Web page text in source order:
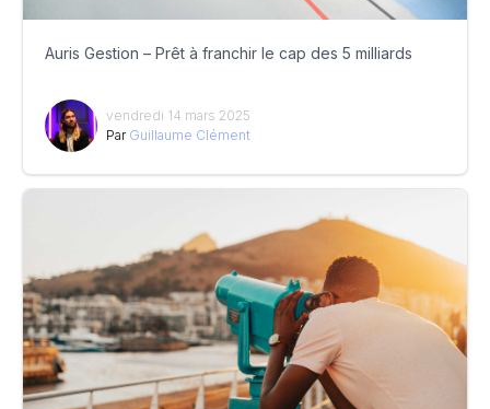
Auris Gestion – Prêt à franchir le cap des 5 milliards
vendredi 14 mars 2025
Par Guillaume Clément